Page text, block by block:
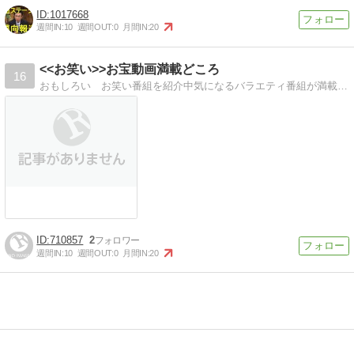
1017668
週間IN:10 週間OUT:0 月間IN:20
16
<<お笑い>>お宝動画満載どころ
710857 2
週間IN:10 週間OUT:0 月間IN:20